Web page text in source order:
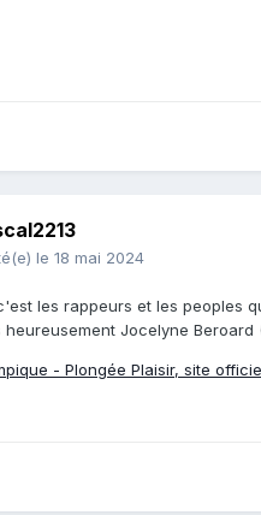
le 18 mai 2024
les rappeurs et les peoples
heureusement Jocelyne Beroard
- Plongée Plaisir, site